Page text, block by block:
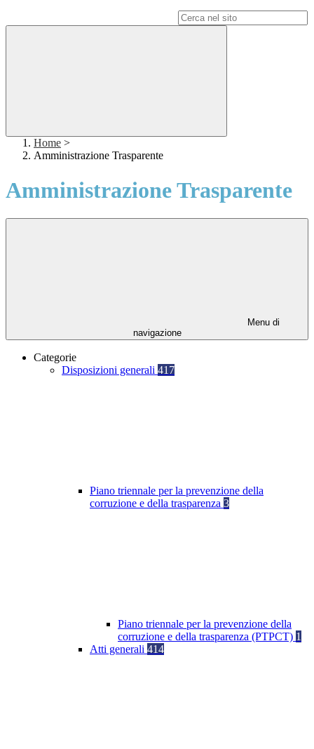
Home >
Amministrazione Trasparente
Amministrazione Trasparente
Menu di
navigazione
Categorie
Disposizioni generali 417
Piano triennale per la prevenzione della
corruzione e della trasparenza 3
Piano triennale per la prevenzione della
corruzione e della trasparenza (PTPCT) 1
Atti generali 414